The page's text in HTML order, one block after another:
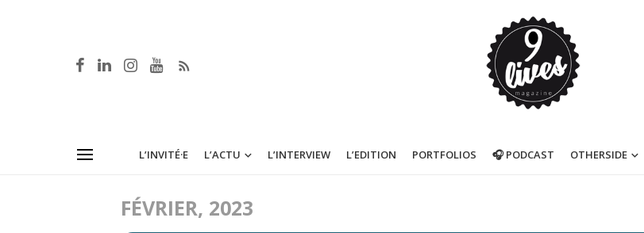
L’INVITÉ·E L’ACTU L’INTERVIEW L’EDITION PORTFOLIOS 🎧 PODCAST OTHERSIDE
FÉVRIER, 2023